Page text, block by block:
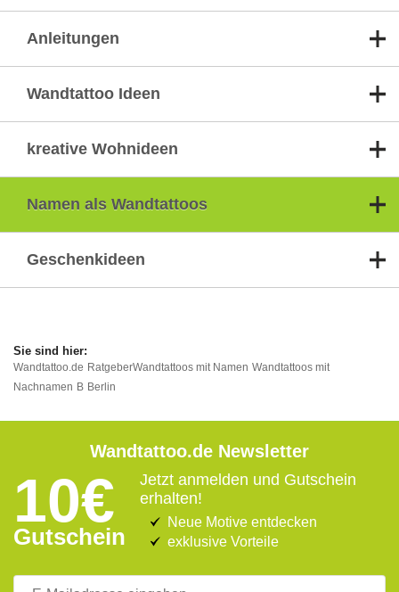
Anleitungen
Wandtattoo Ideen
kreative Wohnideen
Namen als Wandtattoos
Geschenkideen
Wandtattoo.de RatgeberWandtattoos mit Namen Wandtattoos mit
Nachnamen B Berlin
Wandtattoo.de Newsletter
10€
Gutschein
Jetzt anmelden und Gutschein
erhalten!
Neue Motive entdecken
exklusive Vorteile